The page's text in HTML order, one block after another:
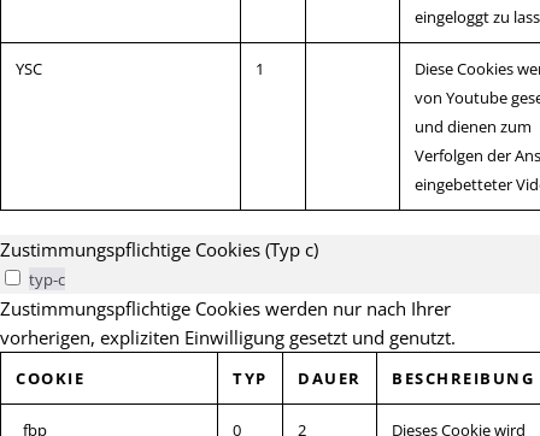
eingeloggt zu
YSC 1
Diese Cookies
von Youtube
und dienen zum
Verfolgen der
eingebetteter
Zustimmungspflichtige Cookies (Typ c)
typ-c
Zustimmungspflichtige Cookies werden nur nach Ihrer
vorherigen, expliziten Einwilligung gesetzt und genutzt.
COOKIE TYP DAUER BESCHREIBUNG
_fbp 0
2
Dieses Cookie wird